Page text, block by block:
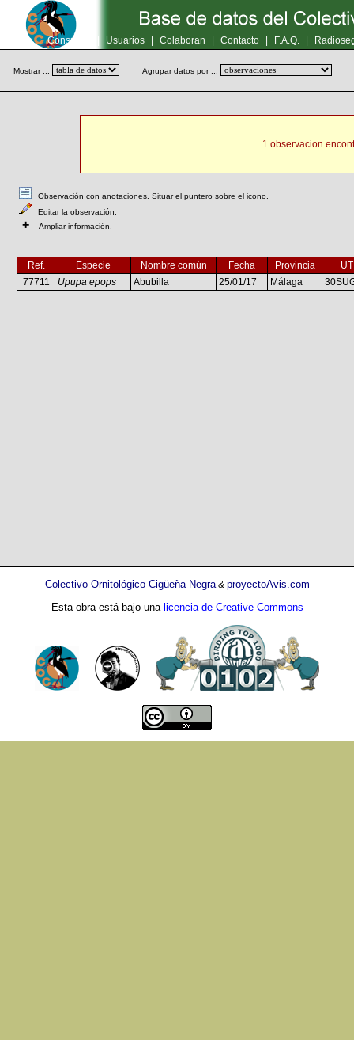
Inicio | Consultas Usuarios Colaboran Contacto F.A.Q.
Mostrar ... Agrupar datos por ...
1 observacion
Observación con anotaciones. Situar el puntero sobre el icono.
Editar la observación.
+ Ampliar información.
Ref. Especie Nombre común Fecha Provincia
77711
Upupa epops Abubilla 25/01/17 Málaga
Colectivo Ornitológico Cigüeña Negra& proyectoAvis.com
Esta obra está bajo una licencia de Creative Commons